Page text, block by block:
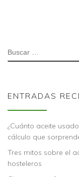
BUSCAR
ENTRADAS
¿Cuánto aceite
cálculo que
Tres mitos sobre el
hosteleros